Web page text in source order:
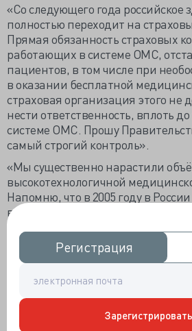
Регистрация
Регистрация
«Со следующего года российское
полностью переходит на
Прямая обязанность страховых
работающих в системе ОМС,
пациентов, в том числе при
в оказании бесплатной
страховая организация этого не
нести ответственность, вплоть
системе ОМС. Прошу
самый строгий контроль».
«Мы существенно нарастили
высокотехнологичной
Напомню, что в 2005 году в
высокотехнологичных операций, а
тысяч. Впервые в истории страны
часть таких операций стали
это действительно достижение.
делают в ведущих федеральных
центрах и клиниках.
<…> Руководители крупных